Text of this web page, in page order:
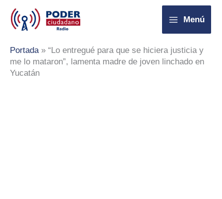
contenido
Menú
Portada» “Lo entregué para que se hiciera justicia y
me lo mataron”, lamenta madre de joven linchado en
Yucatán